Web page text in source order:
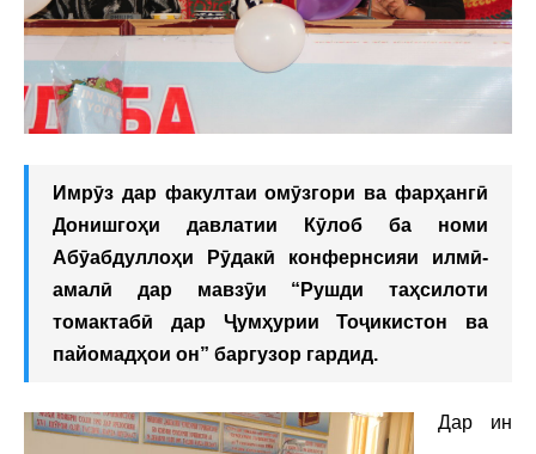
Имрӯз дар факултаи омӯзгори ва фарҳангӣ
Донишгоҳи давлатии Кӯлоб ба номи
Абӯабдуллоҳи Рӯдакӣ конфернсияи илмӣ-
амалӣ дар мавзӯи “Рушди таҳсилоти
томактабӣ дар Ҷумҳурии Тоҷикистон ва
пайомадҳои он” баргузор гардид.
Дар ин